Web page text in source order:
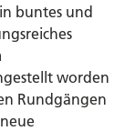
buntes und
worden
Rundgängen